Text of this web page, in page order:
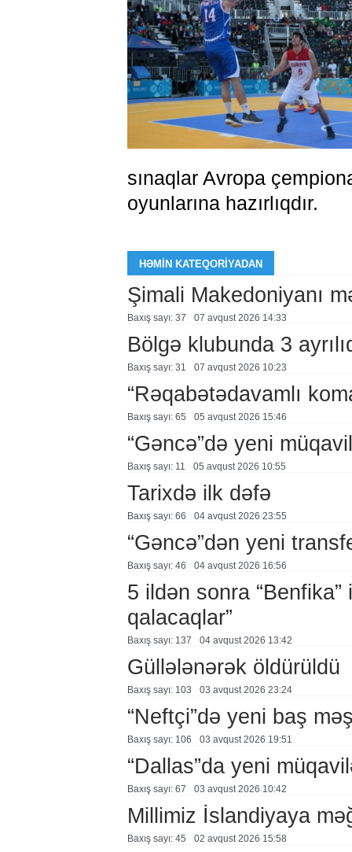
sınaqlar Avropa
oyunlarına hazırlıqdır.
HƏMIN KATEQORIYADAN
Şimali Makedoniyanı
Baxış sayı: 37 07 avqust 2026 14:33
Bölgə klubunda 3
Baxış sayı: 31 07 avqust 2026 10:23
“Rəqabətədavamlı
Baxış sayı: 65 05 avqust 2026 15:46
“Gəncə”də yeni
Baxış sayı: 11 05 avqust 2026 10:55
Tarixdə ilk dəfə
Baxış sayı: 66 04 avqust 2026 23:55
“Gəncə”dən yeni
Baxış sayı: 46 04 avqust 2026 16:56
5 ildən sonra
qalacaqlar”
Baxış sayı: 137 04 avqust 2026 13:42
Güllələnərək öldürüldü
Baxış sayı: 103 03 avqust 2026 23:24
“Neftçi”də yeni baş
Baxış sayı: 106 03 avqust 2026 19:51
“Dallas”da yeni
Baxış sayı: 67 03 avqust 2026 10:42
Millimiz İslandiyaya
Baxış sayı: 45 02 avqust 2026 15:58